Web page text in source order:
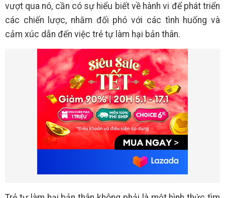
vượt qua nó, cần có sự hiểu biết về hành vi để phát triển
các chiến lược, nhằm đối phó với các tình huống và
cảm xúc dẫn đến việc trẻ tự làm hại bản thân.